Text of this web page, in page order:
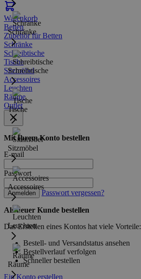
Warenkorb
Schränke
Schreibtische
Tische
Sitzmöbel
Accessoires
Leuchten
Räume
Betten
Zubehör für Betten
Schränke
Schreibtische
Tische
Sitzmöbel
Accessoires
Leuchten
Räume
Outlet
Mit Ihrem Konto bestellen
E-mail
Passwort
Anmelden Passwort vergessen?
Als neuer Kunde bestellen
Das Erstellen eines Kontos hat viele Vorteile:
Bestell- und Versandstatus ansehen
Bestellverlauf verfolgen
Schneller bestellen
Ein Konto erstellen